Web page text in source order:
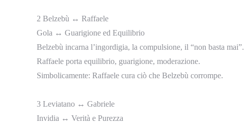
2 Belzebù ↔ Raffaele
Gola ↔ Guarigione ed Equilibrio
Belzebù incarna l’ingordigia, la compulsione, il “non basta mai”.
Raffaele porta equilibrio, guarigione, moderazione.
Simbolicamente: Raffaele cura ciò che Belzebù corrompe.
3 Leviatano ↔ Gabriele
Invidia ↔ Verità e Purezza